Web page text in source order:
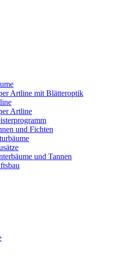
Artline mit Blätteroptik
Artline
und Fichten
und Tannen